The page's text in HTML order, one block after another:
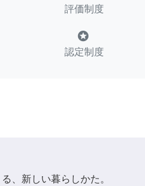
評価制度
stars
認定制度
、新しい暮らしかた。